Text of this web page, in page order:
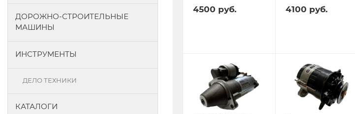
ДОРОЖНО-СТРОИТЕЛЬНЫЕ
МАШИНЫ
ИНСТРУМЕНТЫ
ДЕЛО ТЕХНИКИ
КАТАЛОГИ
4500 руб. 4100 руб.